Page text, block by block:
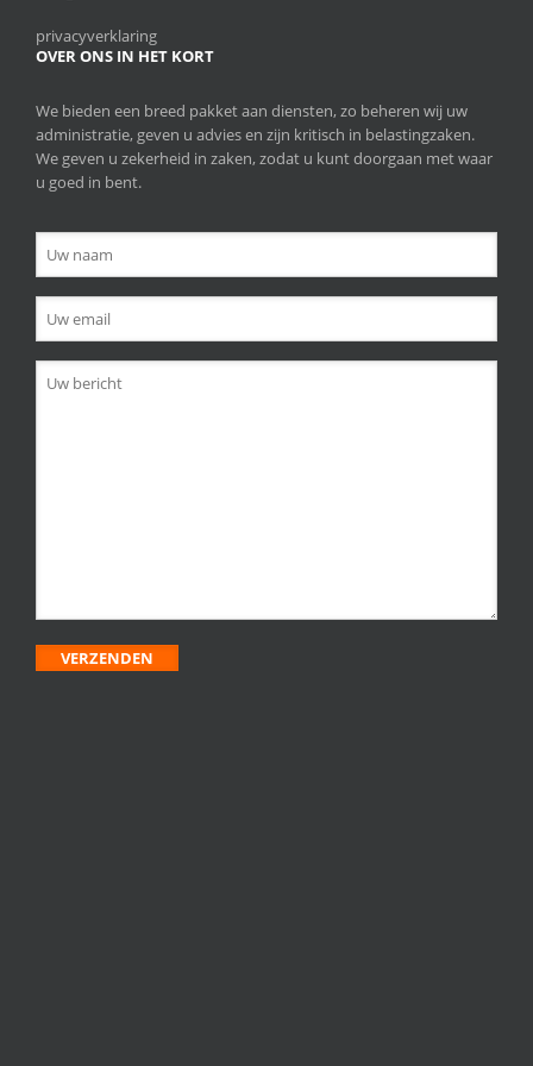
privacyverklaring
OVER ONS IN HET KORT
We bieden een breed pakket aan diensten, zo beheren wij uw
administratie, geven u advies en zijn kritisch in belastingzaken.
We geven u zekerheid in zaken, zodat u kunt doorgaan met waar
u goed in bent.